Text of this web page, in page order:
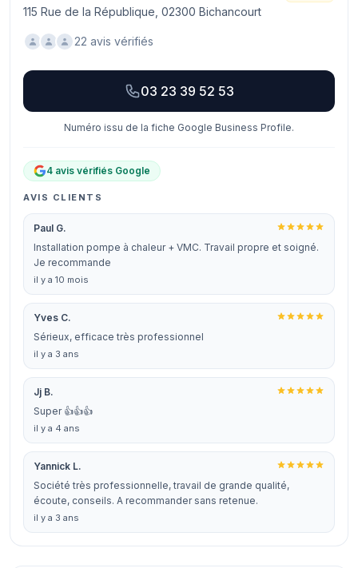
115 Rue de la République, 02300 Bichancourt
22 avis vérifiés
03 23 39 52 53
Numéro issu de la fiche Google Business Profile.
4 avis vérifiés Google
AVIS CLIENTS
Paul G.
Installation pompe à chaleur + VMC. Travail propre et soigné.
Je recommande
il y a 10 mois
Yves C.
Sérieux, efficace très professionnel
il y a 3 ans
Jj B.
Super 👍👍👍
il y a 4 ans
Yannick L.
Société très professionnelle, travail de grande qualité,
écoute, conseils. A recommander sans retenue.
il y a 3 ans